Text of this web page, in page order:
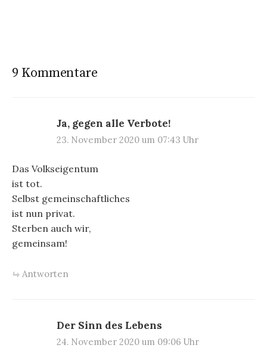
9 Kommentare
Ja, gegen alle Verbote!
23. November 2020 um 07:43 Uhr
Das Volkseigentum
ist tot.
Selbst gemeinschaftliches
ist nun privat.
Sterben auch wir,
gemeinsam!
Antworten
Der Sinn des Lebens
24. November 2020 um 09:06 Uhr